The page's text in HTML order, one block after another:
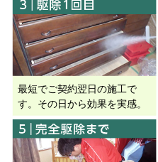
最短でご契約翌日の施工で
す。その日から効果を実感。